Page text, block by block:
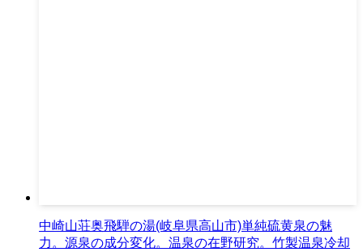
中崎山荘奥飛騨の湯(岐阜県高山市)単純硫黄泉の魅
力。源泉の成分変化。温泉の在野研究。竹製温泉冷却